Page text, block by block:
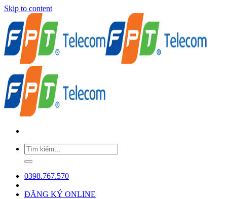
Skip to content
0398.767.570
ĐĂNG KÝ ONLINE